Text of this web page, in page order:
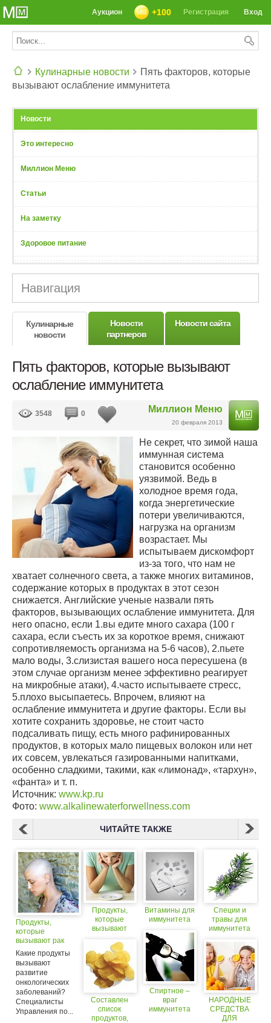
Вход
Регистрация
+100
Аукцион
Кулинарные новости
Пять факторов, которые
вызывают ослабление иммунитета
Новости
Это интересно
Миллион Меню
Статьи
На заметку
Здоровое питание
Навигация
Кулинарные
новости
Новости
партнеров
Новости сайта
Пять факторов, которые вызывают
ослабление иммунитета
Миллион Меню
20 февраля 2013
3548 0
Не секрет, что зимой наша
иммунная система
становится особенно
уязвимой. Ведь в
холодное время года,
когда энергетические
потери увеличиваются,
нагрузка на организм
возрастает. Мы
испытываем дискомфорт
из-за того, что нам не
хватает солнечного света, а также многих витаминов,
содержание которых в продуктах в этот сезон
снижается. Английские ученые назвали пять
факторов, вызывающих ослабление иммунитета. Для
него опасно, если 1.вы едите много сахара (100 г
сахара, если съесть их за короткое время, снижают
сопротивляемость организма на 5-6 часов), 2.пьете
мало воды, 3.слизистая вашего носа пересушена (в
этом случае организм менее эффективно реагирует
на микробные атаки), 4.часто испытываете стресс,
5.плохо высыпаетесь. Впрочем, влияют на
ослабление иммунитета и другие факторы. Если вы
хотите сохранить здоровье, не стоит часто
подсаливать пищу, есть много рафинированных
продуктов, в которых мало пищевых волокон или нет
их совсем, увлекаться газированными напитками,
особенно сладкими, такими, как «лимонад», «тархун»,
«фанта» и т. п.
Источник: www.kp.ru
Фото: www.alkalinewaterforwellness.com
ЧИТАЙТЕ ТАКЖЕ
Продукты,
которые
вызывают рак
Какие продукты
вызывают
развитие
онкологических
заболеваний?
Специалисты
Управления по...
Продукты,
которые
вызывают
женщин
Составлен
список
продуктов,
Витамины для
иммунитета
Спиртное –
враг
иммунитета
Специи и
травы для
иммунитета
НАРОДНЫЕ
СРЕДСТВА
ДЛЯ